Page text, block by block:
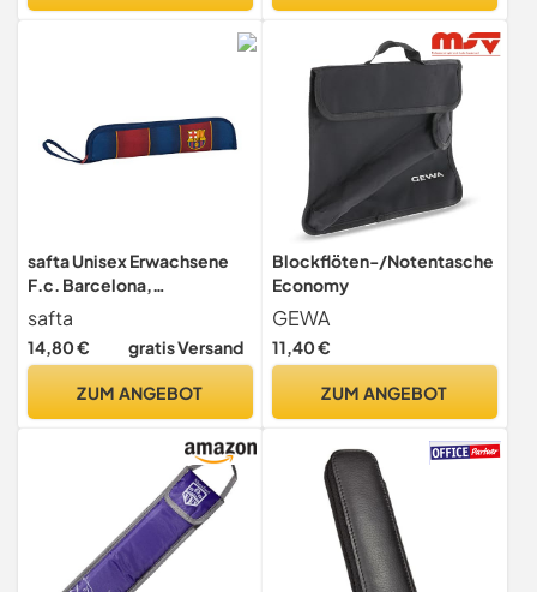
safta Unisex Erwachsene
F.c. Barcelona,
Marineblau/Granat,
Einheitsgröße
safta
14,80 € gratis Versand
ZUM ANGEBOT
Blockflöten-/Notentasche
Economy
GEWA
11,40 €
ZUM ANGEBOT